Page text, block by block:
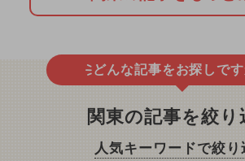
どんな記事をお探しです
関東の記事を絞り
人気キーワードで絞り